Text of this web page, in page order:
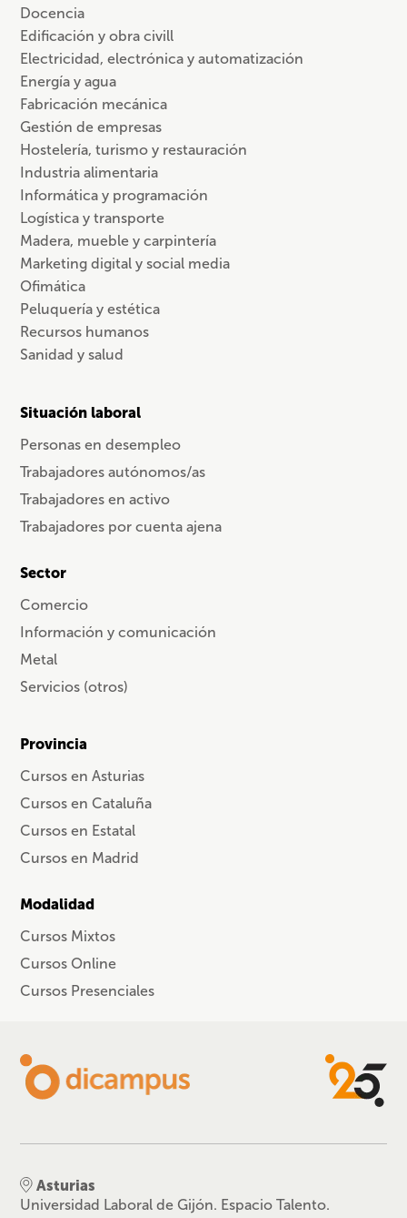
Docencia
Edificación y obra civill
Electricidad, electrónica y automatización
Energía y agua
Fabricación mecánica
Gestión de empresas
Hostelería, turismo y restauración
Industria alimentaria
Informática y programación
Logística y transporte
Madera, mueble y carpintería
Marketing digital y social media
Ofimática
Peluquería y estética
Recursos humanos
Sanidad y salud
Situación laboral
Personas en desempleo
Trabajadores autónomos/as
Trabajadores en activo
Trabajadores por cuenta ajena
Sector
Comercio
Información y comunicación
Metal
Servicios (otros)
Provincia
Cursos en Asturias
Cursos en Cataluña
Cursos en Estatal
Cursos en Madrid
Modalidad
Cursos Mixtos
Cursos Online
Cursos Presenciales
Asturias
Universidad Laboral de Gijón. Espacio Talento.